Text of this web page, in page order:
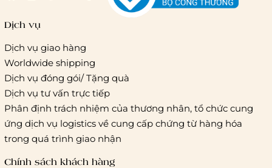
Giao hàng tiêu chuẩn:
Hồ Chí Minh:
Áp dụng theo bảng giá cước của ĐVVC
Vietelpost/ Giaohangtietkiem và 1 số đối tác vận chuyển
Hà Nội và các tỉnh thành khác:
Áp dụng theo bảng giá
cước của ĐVVC Vietelpost/ Giaohangtietkiem... và 1 số đối
tác vận chuyển khác
Dịch vụ
Dịch vụ giao hàng
Worldwide shipping
Dịch vụ đóng gói/ Tặng quà
Dịch vụ tư vấn trực tiếp
Phân định trách nhiệm của thương nhân, tổ chức cung
ứng dịch vụ logistics về cung cấp chứng từ hàng hóa
trong quá trình giao nhận
Chính sách khách hàng